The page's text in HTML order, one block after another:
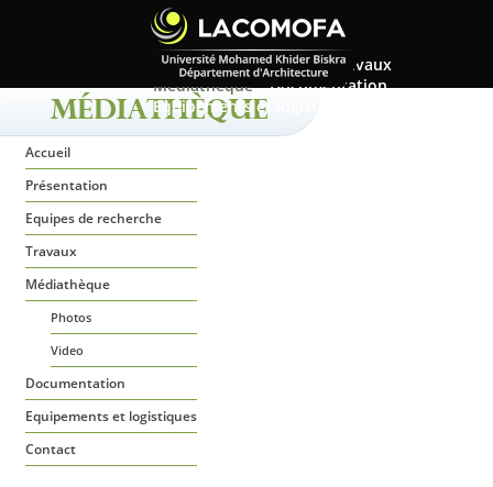
Accueil
Présentation
Equipes de recherche
Travaux
Médiathèque
Documentation
Equipements et logistiques
MÉDIATHÈQUE
Accueil
Présentation
Equipes de recherche
Travaux
Médiathèque
Photos
Video
Documentation
Equipements et logistiques
Contact